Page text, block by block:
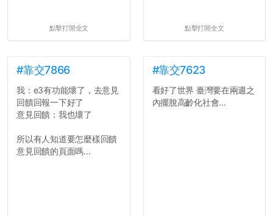
點擊打開全文 點擊打開全文
#靠交7866
我：e3有功能壞了，去意見
回饋回報一下好了
意見回饋：我也壞了
所以有人知道要怎麼樣回饋
意見回饋的頁面嗎...
#靠交7623
看好了世界 臺灣要在兩週之
內擺脫高齡化社會...